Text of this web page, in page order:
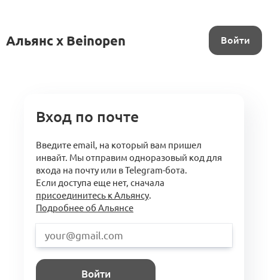
Альянс x Beinopen Войти
Вход по почте
Введите email, на который вам пришел
инвайт. Мы отправим одноразовый код для
входа на почту или в Telegram-бота.
Если доступа еще нет, сначала
присоединитесь к Альянсу.
Подробнее об Альянсе
Войти